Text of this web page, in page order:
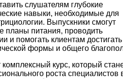
слушателям глубокие
навыки, необходимые для
Выпускники смогут
планы питания, проводить
и помогать клиентам достигать
формы и общего
курс, который
роста специалистов